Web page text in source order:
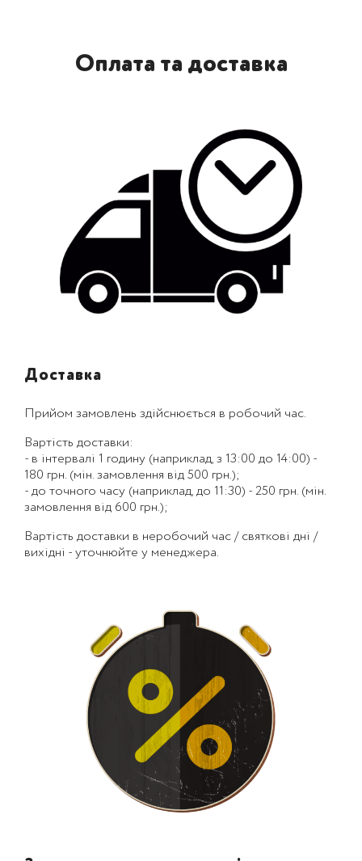
Оплата та доставка
Доставка
Прийом замовлень здійснюється в робочий час.
Вартість доставки:
- в інтервалі 1 годину (наприклад, з 13:00 до 14:00) -
180 грн. (мін. замовлення від 500 грн.);
- до точного часу (наприклад, до 11:30) - 250 грн. (мін.
замовлення від 600 грн.);
Вартість доставки в неробочий час / святкові дні /
вихідні - уточнюйте у менеджера.